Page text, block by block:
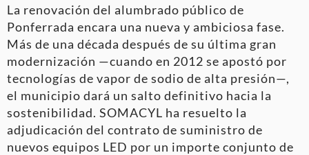
La renovación del alumbrado público de
Ponferrada encara una nueva y ambiciosa fase.
Más de una década después de su última gran
modernización —cuando en 2012 se apostó por
tecnologías de vapor de sodio de alta presión—,
el municipio dará un salto definitivo hacia la
sostenibilidad. SOMACYL ha resuelto la
adjudicación del contrato de suministro de
nuevos equipos LED por un importe conjunto de